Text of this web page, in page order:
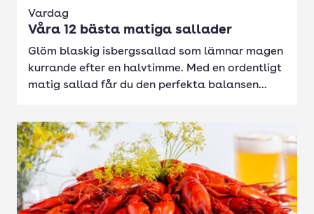
Vardag
Våra 12 bästa matiga sallader
Glöm blaskig isbergssallad som lämnar magen
kurrande efter en halvtimme. Med en ordentligt
matig sallad får du den perfekta balansen...